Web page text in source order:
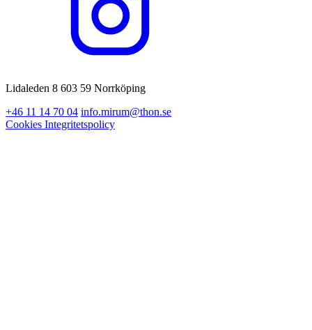
Lidaleden 8 603 59 Norrköping
+46 11 14 70 04 info.mirum@thon.se
Cookies Integritetspolicy